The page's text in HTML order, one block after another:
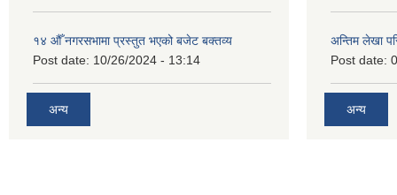
१४ औँ नगरसभामा प्रस्तुत भएको बजेट बक्तव्य
Post date: 10/26/2024 - 13:14
अन्य
अन्तिम लेखा
Post date:
अन्य